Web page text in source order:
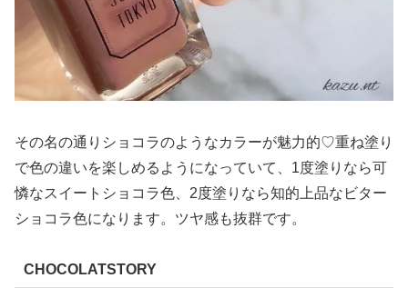
その名の通りショコラのようなカラーが魅力的♡重ね塗り
で色の違いを楽しめるようになっていて、1度塗りなら可
憐なスイートショコラ色、2度塗りなら知的上品なビター
ショコラ色になります。ツヤ感も抜群です。
CHOCOLATSTORY